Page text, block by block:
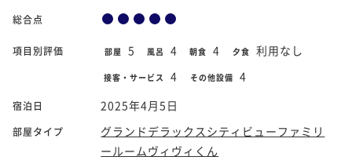
総合点
項目別評価 部屋 5 風呂 4 朝食 4 夕食 利用なし
接客・サービス 4 その他設備 4
宿泊日 2025年4月5日
部屋タイプ
グランドデラックスシティビューファミリ
ールームヴィヴィくん